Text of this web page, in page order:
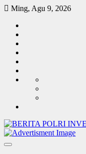
Skip
content
Ming, Agu 9, 2026
BUDAYA
TENTANG
KAMI